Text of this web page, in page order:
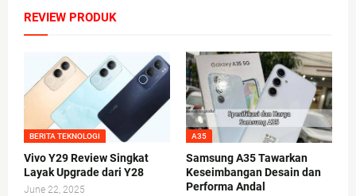
REVIEW PRODUK
BERITA TEKNOLOGI
Vivo Y29 Review Singkat
Layak Upgrade dari Y28
June 22, 2025
A35
Samsung A35 Tawarkan
Keseimbangan Desain dan
Performa Andal